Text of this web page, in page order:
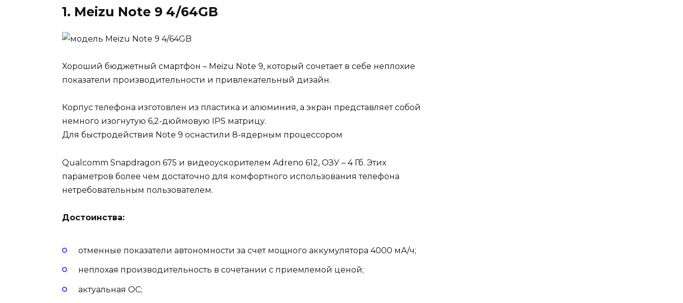
1. Meizu Note 9 4/64GB
Хороший бюджетный смартфон – Meizu Note 9, который сочетает в себе неплохие
показатели производительности и привлекательный дизайн.
Корпус телефона изготовлен из пластика и алюминия, а экран представляет собой
немного изогнутую 6,2-дюймовую IPS матрицу.
Для быстродействия Note 9 оснастили 8-ядерным процессором
Qualcomm Snapdragon 675 и видеоускорителем Adreno 612, ОЗУ – 4 Гб. Этих
параметров более чем достаточно для комфортного использования телефона
нетребовательным пользователем.
Достоинства:
отменные показатели автономности за счет мощного аккумулятора 4000 мА/ч;
неплохая производительность в сочетании с приемлемой ценой;
актуальная ОС;